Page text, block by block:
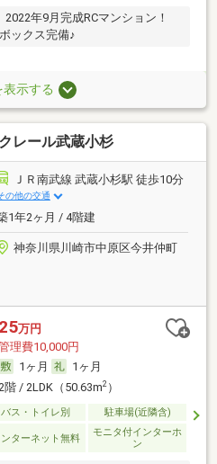
2022年9月完成RCマンション！
ックス完備♪
示する
レール武蔵小杉
ＪＲ南武線 武蔵小杉駅 徒歩10分
の他の交通
1年2ヶ月 / 4階建
神奈川県川崎市中原区今井仲町
25万円
理費10,000円
1ヶ月
1ヶ月
階 / 2LDK（50.63m2）
バス・トイレ別 駐車場(近隣含)
ンターネット無料
モニタ付インターホ
ン